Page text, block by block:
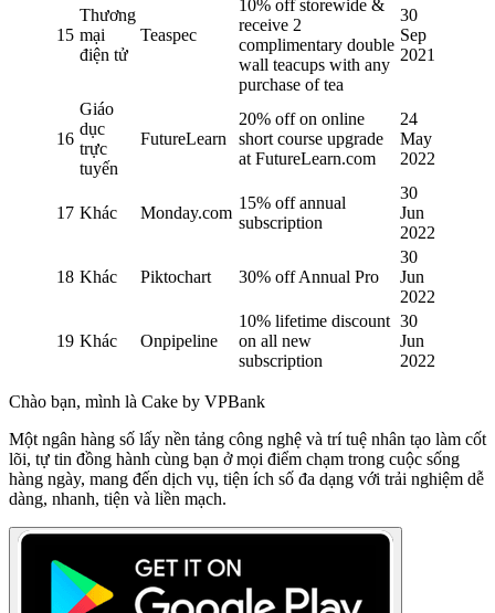
15
Thương
mại
điện tử
Teaspec
10% off storewide &
receive 2
complimentary double
wall teacups with any
purchase of tea
30
Sep
2021
16
Giáo
dục
trực
tuyến
FutureLearn
20% off on online
short course upgrade
at FutureLearn.com
24
May
2022
17 Khác Monday.com
15% off annual
subscription
30
Jun
2022
18 Khác Piktochart 30% off Annual Pro
30
Jun
2022
19 Khác Onpipeline
10% lifetime discount
on all new
subscription
30
Jun
2022
Chào bạn, mình là Cake by VPBank
Một ngân hàng số lấy nền tảng công nghệ và trí tuệ nhân tạo làm cốt
lõi, tự tin đồng hành cùng bạn ở mọi điểm chạm trong cuộc sống
hàng ngày, mang đến dịch vụ, tiện ích số đa dạng với trải nghiệm dễ
dàng, nhanh, tiện và liền mạch.